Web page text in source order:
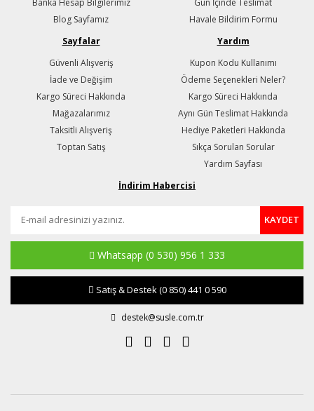
Blog Sayfamız
Havale Bildirim Formu
Sayfalar
Güvenli Alışveriş
İade ve Değişim
Kargo Süreci Hakkında
Mağazalarımız
Taksitli Alışveriş
Toptan Satış
Yardım
Kupon Kodu Kullanımı
Ödeme Seçenekleri Neler?
Kargo Süreci Hakkında
Aynı Gün Teslimat Hakkında
Hediye Paketleri Hakkında
Sıkça Sorulan Sorular
Yardım Sayfası
İndirim Habercisi
KAYDET
Whatsapp (0 530) 956 1 333
Satış & Destek(0 850) 441 0 590
destek@susle.com.tr